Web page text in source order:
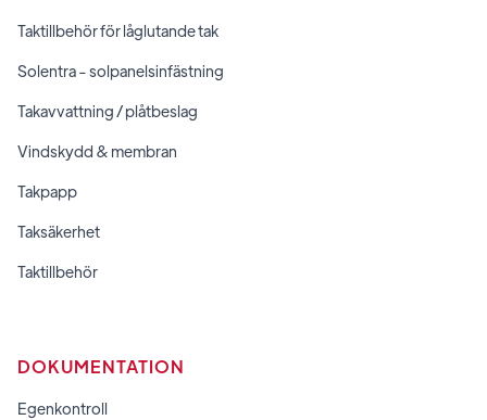
Taktillbehör för låglutande tak
Solentra - solpanelsinfästning
Takavvattning / plåtbeslag
Vindskydd & membran
Takpapp
Taksäkerhet
Taktillbehör
DOKUMENTATION
Egenkontroll